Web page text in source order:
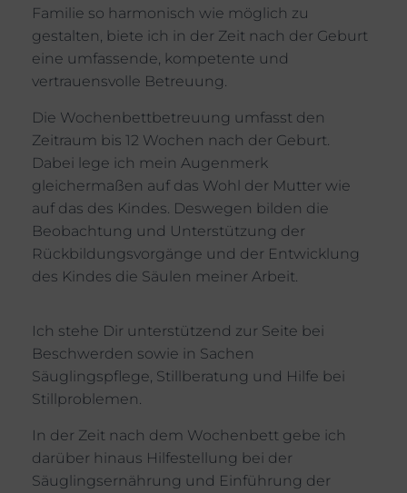
Familie so harmonisch wie möglich zu
gestalten, biete ich in der Zeit nach der Geburt
eine umfassende, kompetente und
vertrauensvolle Betreuung.
Die Wochenbettbetreuung umfasst den
Zeitraum bis 12 Wochen nach der Geburt.
Dabei lege ich mein Augenmerk
gleichermaßen auf das Wohl der Mutter wie
auf das des Kindes. Deswegen bilden die
Beobachtung und Unterstützung der
Rückbildungsvorgänge und der Entwicklung
des Kindes die Säulen meiner Arbeit.
Ich stehe Dir unterstützend zur Seite bei
Beschwerden sowie in Sachen
Säuglingspflege, Stillberatung und Hilfe bei
Stillproblemen.
In der Zeit nach dem Wochenbett gebe ich
darüber hinaus Hilfestellung bei der
Säuglingsernährung und Einführung der